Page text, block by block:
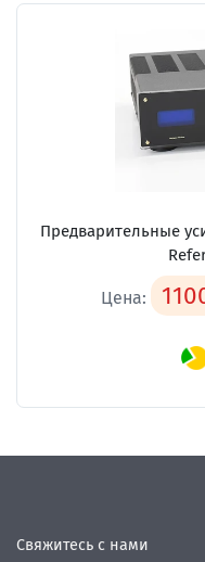
Предварительные
Цена:
Свяжитесь с нами